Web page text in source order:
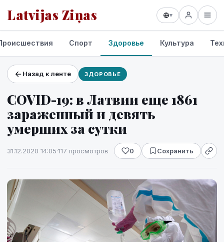
Latvijas Ziņas ▾
Проекты и сервисы
Прогноз погоды
Спорт Здоровье Культура
Назад к ленте ЗДОРОВЬЕ
COVID-19: в Латвии еще 1861
зараженный и девять
умерших за сутки
31.12.2020 14:05·117 просмотров 0 Сохранить